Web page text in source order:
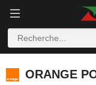
ORANGE
ORANGE